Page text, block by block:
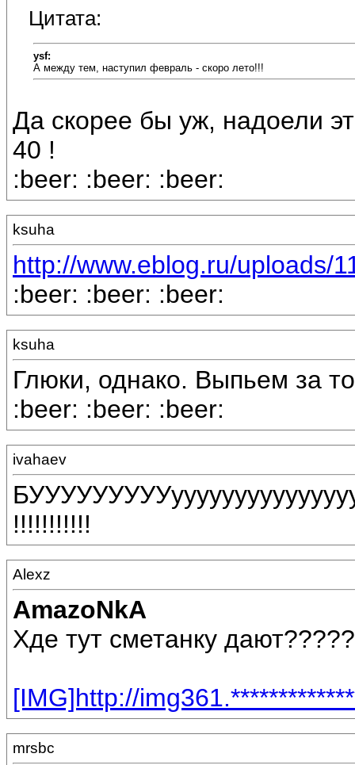
Цитата:
ysf:
А между тем, наступил февраль - скоро лето!!!
Да скорее бы уж, надоели
40 !
:beer: :beer: :beer:
ksuha
http://www.eblog.ru/uploads/
:beer: :beer: :beer:
ksuha
Глюки, однако. Выпьем за
:beer: :beer: :beer:
ivahaev
!!!!!!!!!!!
Alexz
AmazoNkA
Хде тут сметанку
[IMG]http://
mrsbc